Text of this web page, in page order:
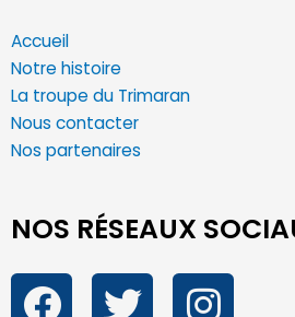
Accueil
Notre histoire
La troupe du Trimaran
Nous contacter
Nos partenaires
NOS RÉSEAUX